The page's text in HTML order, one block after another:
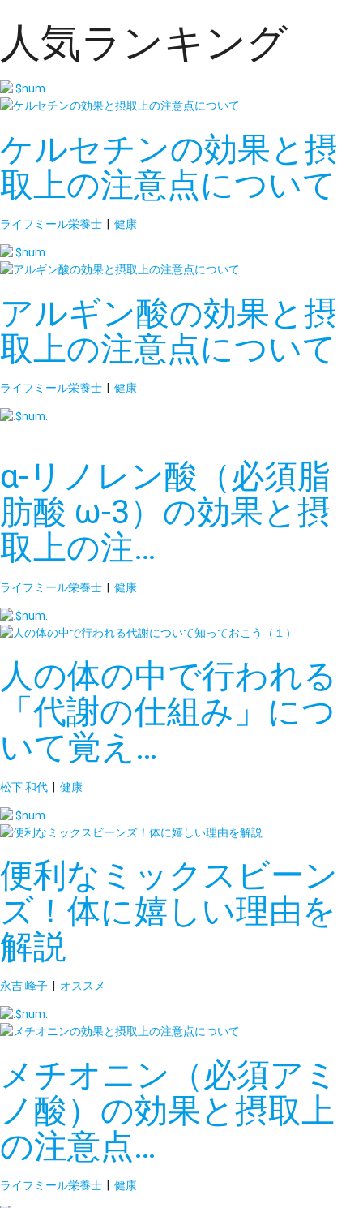
人気ランキング
ケルセチンの効果と摂
取上の注意点について
ライフミール栄養士 | 健康
アルギン酸の効果と摂
取上の注意点について
ライフミール栄養士 | 健康
α-リノレン酸（必須脂
肪酸 ω-3）の効果と摂
取上の注…
ライフミール栄養士 | 健康
人の体の中で行われる
「代謝の仕組み」につ
いて覚え…
松下 和代 | 健康
便利なミックスビーン
ズ！体に嬉しい理由を
解説
永吉 峰子 オススメ
メチオニン（必須アミ
ノ酸）の効果と摂取上
の注意点…
ライフミール栄養士 | 健康